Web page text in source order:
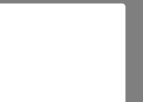
§ 27a UStG: